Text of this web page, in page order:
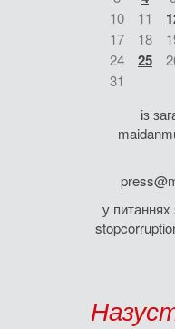
10
11
17
18
24
25
31
із
у питаннях